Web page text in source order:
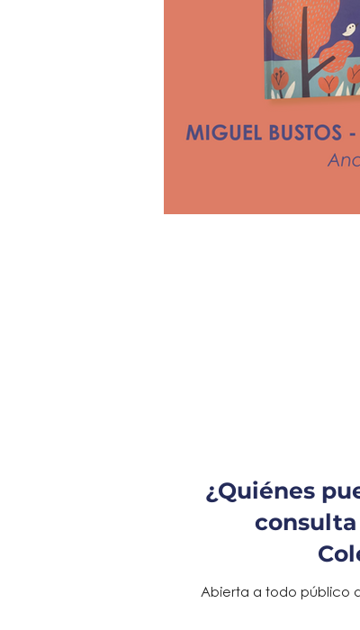
¿Quiénes
consulta
Abierta a todo público